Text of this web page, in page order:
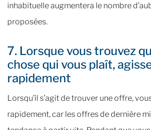
inhabituelle augmentera le nombre
proposées.
7. Lorsque vous trouvez
chose qui vous plaît,
rapidement
Lorsqu’il s’agit de trouver une offre,
rapidement, car les offres de dernière